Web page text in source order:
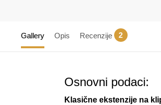
Gallery Opis Recenzije 2
Osnovni podaci:
Klasične ekstenzije na